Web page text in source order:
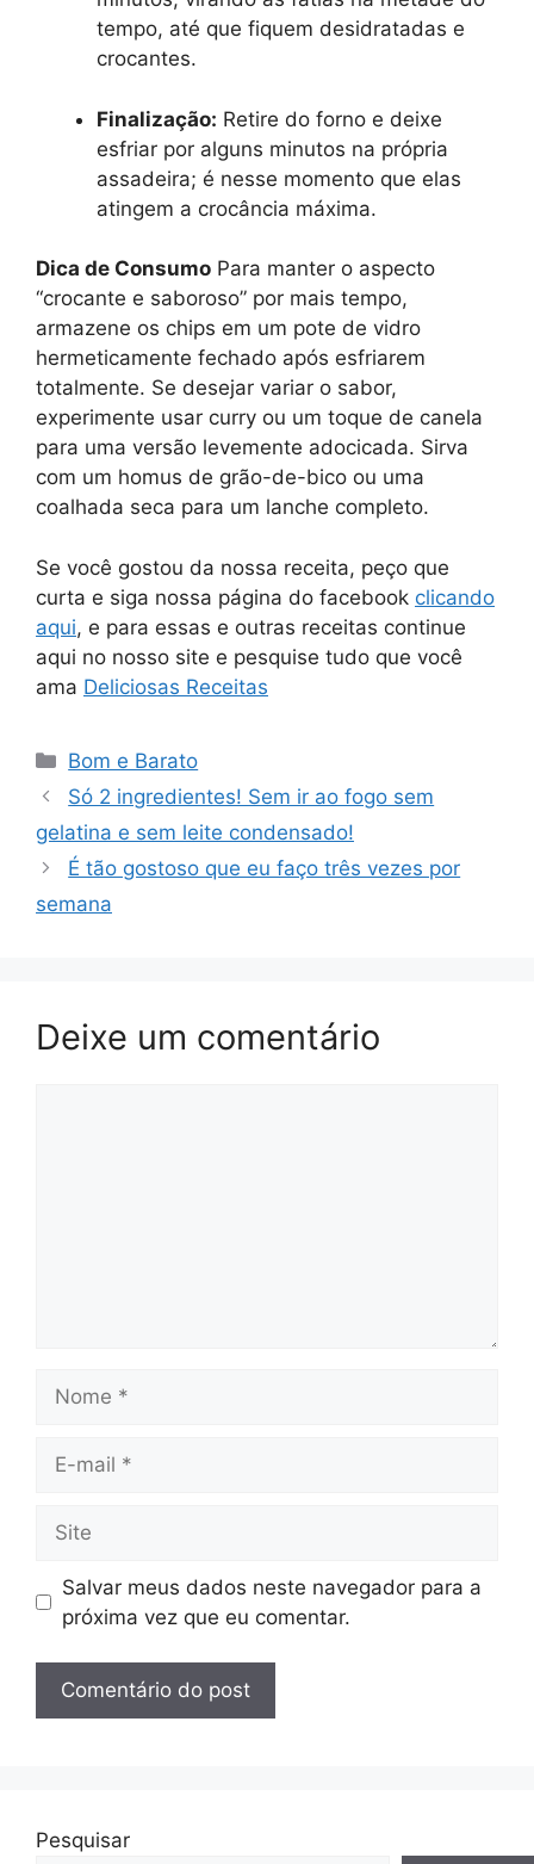
tempo, até que fiquem desidratadas e
crocantes.
Finalização: Retire do forno e deixe
esfriar por alguns minutos na própria
assadeira; é nesse momento que elas
atingem a crocância máxima.
Dica de Consumo Para manter o aspecto
“crocante e saboroso” por mais tempo,
armazene os chips em um pote de vidro
hermeticamente fechado após esfriarem
totalmente. Se desejar variar o sabor,
experimente usar curry ou um toque de canela
para uma versão levemente adocicada. Sirva
com um homus de grão-de-bico ou uma
coalhada seca para um lanche completo.
Se você gostou da nossa receita, peço que
curta e siga nossa página do facebook clicando
aqui, e para essas e outras receitas continue
aqui no nosso site e pesquise tudo que você
ama Deliciosas Receitas
Categorias
Bom e Barato
Só 2 ingredientes! Sem ir ao fogo sem
gelatina e sem leite condensado!
É tão gostoso que eu faço três vezes por
semana
Deixe um comentário
mail
Salvar meus dados neste navegador para a
próxima vez que eu comentar.
Pesquisar